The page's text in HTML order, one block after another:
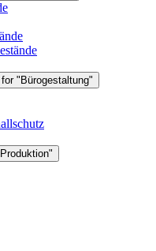
"Bürogestaltung"